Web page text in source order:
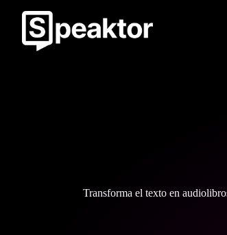
Transforma el texto en